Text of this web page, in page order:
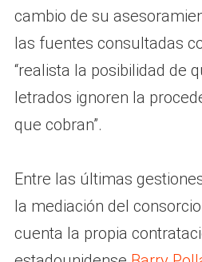
cambio de su
las fuentes consultadas
“realista la posibilidad de
letrados ignoren la
que cobran”.
Entre las últimas
la mediación del
cuenta la propia